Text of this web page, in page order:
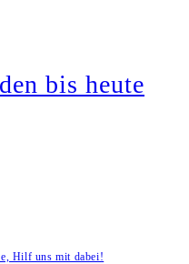
bis heute
Hilf uns mit dabei!